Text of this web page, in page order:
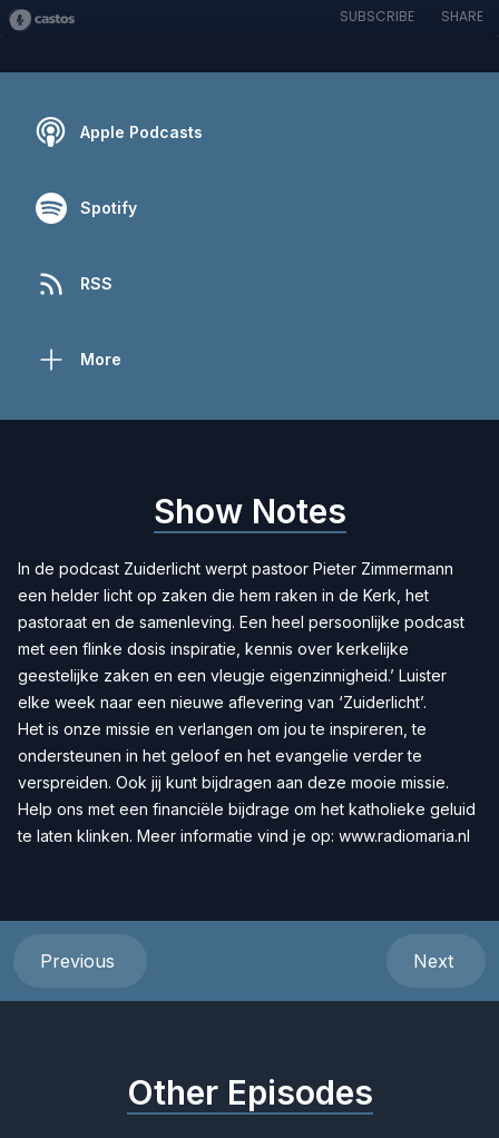
SUBSCRIBE SHARE
Apple Podcasts
Spotify
RSS
More
Show Notes
In de podcast Zuiderlicht werpt pastoor Pieter Zimmermann
een helder licht op zaken die hem raken in de Kerk, het
pastoraat en de samenleving. Een heel persoonlijke podcast
met een flinke dosis inspiratie, kennis over kerkelijke
geestelijke zaken en een vleugje eigenzinnigheid.’ Luister
elke week naar een nieuwe aflevering van ‘Zuiderlicht’.
Het is onze missie en verlangen om jou te inspireren, te
ondersteunen in het geloof en het evangelie verder te
verspreiden. Ook jij kunt bijdragen aan deze mooie missie.
Help ons met een financiële bijdrage om het katholieke geluid
te laten klinken. Meer informatie vind je op: www.radiomaria.nl
Previous Next
Other Episodes